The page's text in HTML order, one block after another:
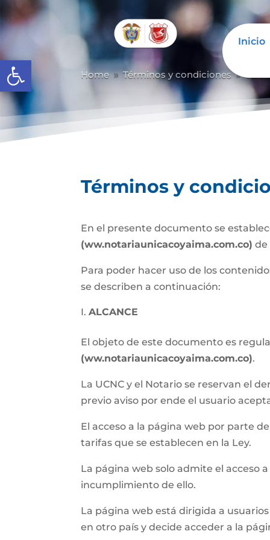
Abrir barra de herramientas
Inicio
Home 9 Términos y condiciones 9
Términos y
En el presente documento se
(ww.notariaunicacoyaima.com.co) de
Para poder hacer uso de los
se describen a continuación:
ALCANCE
El objeto de este documento es
(ww.notariaunicacoyaima.com.co).
La UCNC y el Notario se reservan el
previo aviso por ende el usuario
El acceso a la página web por parte
tarifas que se establecen en la Ley.
La página web solo admite el acceso
incumplimiento de ello.
La página web está dirigida a
en otro país y decide acceder a la